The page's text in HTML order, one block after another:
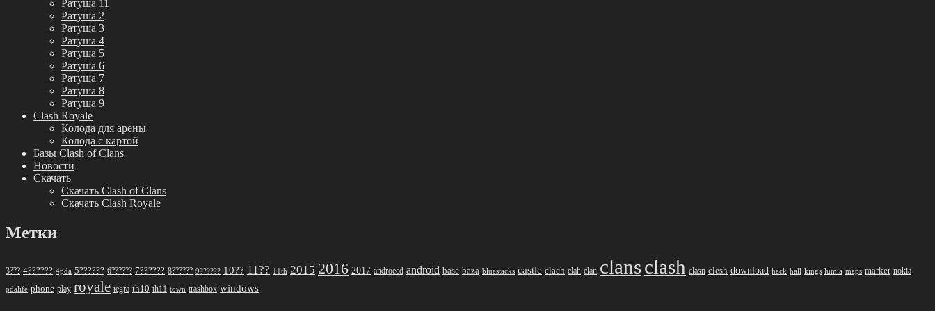
Ратуша 11
Ратуша 2
Ратуша 3
Ратуша 4
Ратуша 5
Ратуша 6
Ратуша 7
Ратуша 8
Ратуша 9
Clash Royale
Колода для арены
Колода с картой
Базы Clash of Clans
Новости
Скачать
Скачать Clash of Clans
Скачать Clash Royale
Метки
3??? 4?????? 4pda 5?????? 6?????? 7?????? 8?????? 9?????? 10?? 11?? 11th 2015 2016 2017 androeed android base baza bluestacks castle clach clah clan clansclash clasn clesh download hack hall kings lumia maps market nokia
pdalife phone play royale tegra th10 th11 town trashbox windows